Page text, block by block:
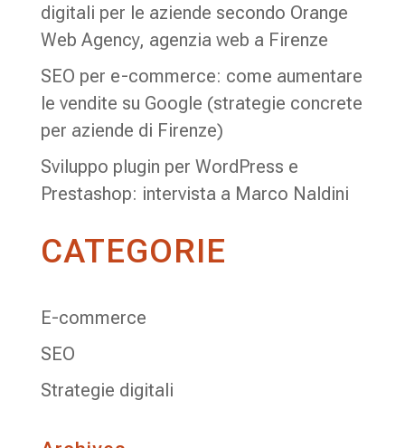
digitali per le aziende secondo Orange
Web Agency, agenzia web a Firenze
SEO per e-commerce: come aumentare
le vendite su Google (strategie concrete
per aziende di Firenze)
Sviluppo plugin per WordPress e
Prestashop: intervista a Marco Naldini
CATEGORIE
E-commerce
SEO
Strategie digitali